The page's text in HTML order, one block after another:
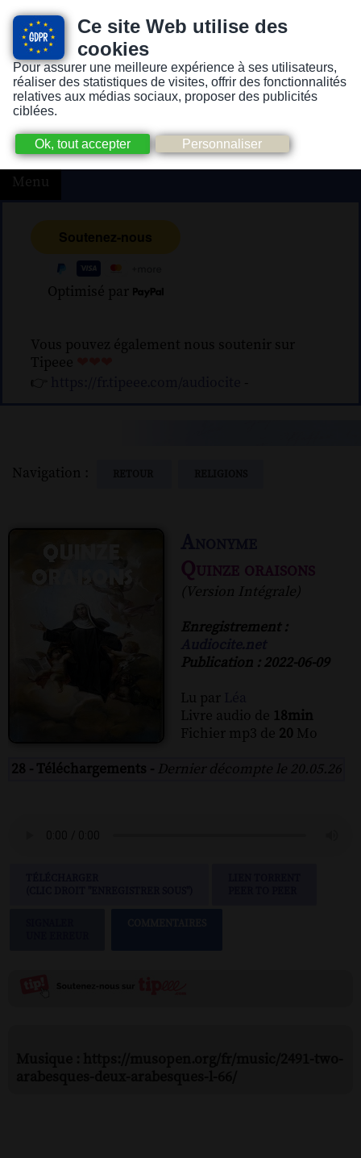
Ce site Web utilise des
cookies
Pour assurer une meilleure expérience à ses utilisateurs,
réaliser des statistiques de visites, offrir des fonctionnalités
relatives aux médias sociaux, proposer des publicités
ciblées.
Version pour personnes mal-voyantes ou non-voyantes
Menu
Optimisé par
Vous pouvez également nous soutenir sur
Tipeee
👉
-
Navigation :
Quinze oraisons
(Version Intégrale)
Enregistrement :
Publication : 2022-06-09
Lu par
Livre audio de 18min
Fichier mp3 de 20 Mo
28 - Téléchargements - Dernier décompte le 20.05.26